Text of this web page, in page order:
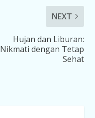
NEXT
Hujan dan Liburan:
Nikmati dengan Tetap
Sehat